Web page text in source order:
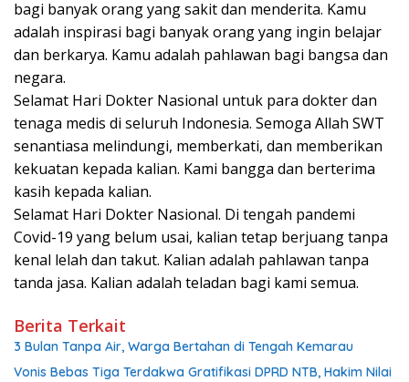
bagi banyak orang yang sakit dan menderita. Kamu
adalah inspirasi bagi banyak orang yang ingin belajar
dan berkarya. Kamu adalah pahlawan bagi bangsa dan
negara.
Selamat Hari Dokter Nasional untuk para dokter dan
tenaga medis di seluruh Indonesia. Semoga Allah SWT
senantiasa melindungi, memberkati, dan memberikan
kekuatan kepada kalian. Kami bangga dan berterima
kasih kepada kalian.
Selamat Hari Dokter Nasional. Di tengah pandemi
Covid-19 yang belum usai, kalian tetap berjuang tanpa
kenal lelah dan takut. Kalian adalah pahlawan tanpa
tanda jasa. Kalian adalah teladan bagi kami semua.
Berita Terkait
3 Bulan Tanpa Air, Warga Bertahan di Tengah Kemarau
Vonis Bebas Tiga Terdakwa Gratifikasi DPRD NTB, Hakim Nilai